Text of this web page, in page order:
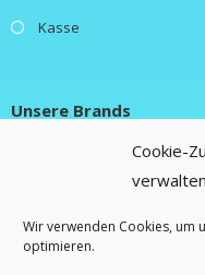
Cookie-
verwalten
Wir verwenden Cookies, um
optimieren.
Kasse
Unsere Brands
Lifestylebox